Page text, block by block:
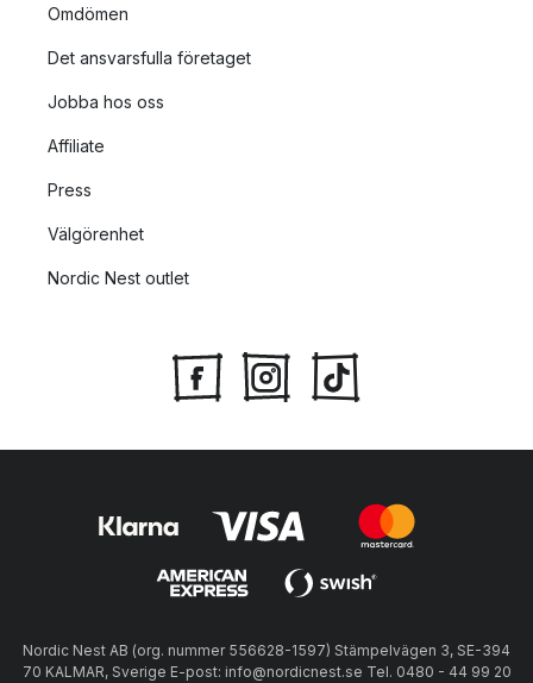
Omdömen
Det ansvarsfulla företaget
Jobba hos oss
Affiliate
Press
Välgörenhet
Nordic Nest outlet
Nordic Nest AB (org. nummer 556628-1597) Stämpelvägen 3, SE-394
70 KALMAR, Sverige E-post: info@nordicnest.se Tel. 0480 - 44 99 20